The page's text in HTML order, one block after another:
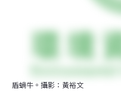
盾蝸牛。攝影：黃裕文